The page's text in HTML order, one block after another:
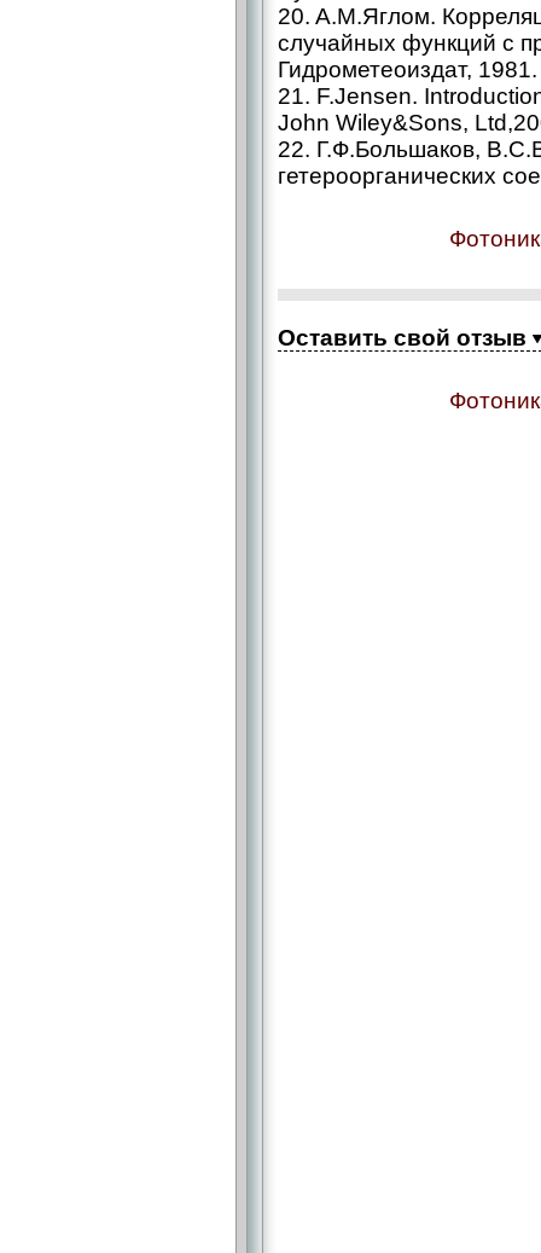
20. A.M.Яглом.
случайных функций с
Гидрометеоиздат, 1981.
21. F.Jensen.
John Wiley&Sons,
22. Г.Ф.Большаков,
гетероорганических
Оставить свой отзыв